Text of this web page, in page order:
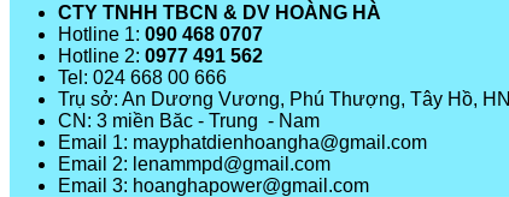
CTY TNHH TBCN & DV HOÀNG HÀ
Hotline 1: 090 468 0707
Hotline 2: 0977 491 562
Tel: 024 668 00 666
Trụ sở: An Dương Vương, Phú Thượng, Tây Hồ, HN
CN: 3 miền Băc - Trung - Nam
Email 1: mayphatdienhoangha@gmail.com
Email 2: lenammpd@gmail.com
Email 3: hoanghapower@gmail.com